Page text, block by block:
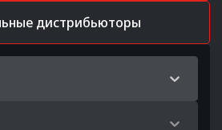
дистрибьюторы